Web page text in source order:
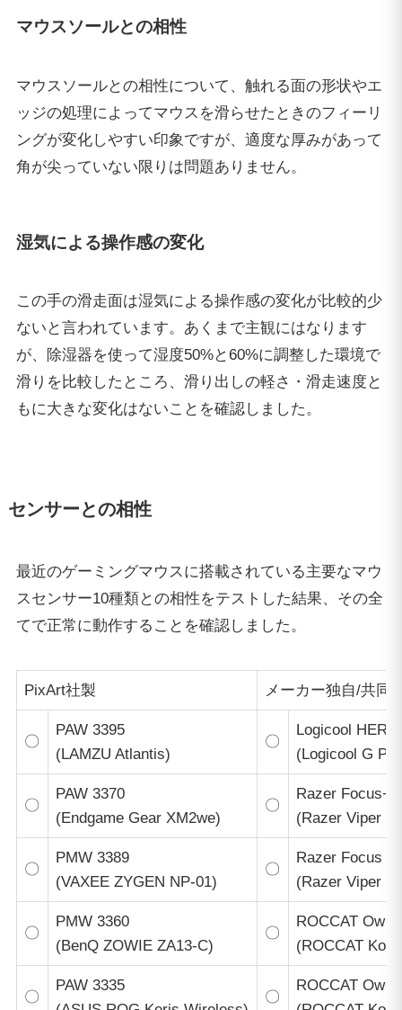
マウスソールとの相性
マウスソールとの相性について、触れる面の形状やエ
ッジの処理によってマウスを滑らせたときのフィーリ
ングが変化しやすい印象ですが、適度な厚みがあって
角が尖っていない限りは問題ありません。
湿気による操作感の変化
この手の滑走面は湿気による操作感の変化が比較的少
ないと言われています。あくまで主観にはなります
が、除湿器を使って湿度50%と60%に調整した環境で
滑りを比較したところ、滑り出しの軽さ・滑走速度と
もに大きな変化はないことを確認しました。
センサーとの相性
最近のゲーミングマウスに搭載されている主要なマウ
スセンサー10種類との相性をテストした結果、その全
てで正常に動作することを確認しました。
PixArt社製 メーカー独自/共同
〇
PAW 3395
(LAMZU Atlantis)
〇
Logicool
(Logicool G
〇
PAW 3370
(Endgame Gear XM2we)
〇
Razer Focus+
(Razer Viper
〇
PMW 3389
(VAXEE ZYGEN NP-01)
〇
Razer Focus
(Razer Viper
〇
PMW 3360
(BenQ ZOWIE ZA13-C)
〇
ROCCAT Owl-
(ROCCAT
〇
PAW 3335
〇
ROCCAT Owl-